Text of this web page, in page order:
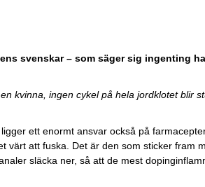
svenskar – som säger sig ingenting
kvinna, ingen cykel på hela jordklotet blir
ett enormt ansvar också på
värt att fuska. Det är den som sticker fram
släcka ner, så att de mest